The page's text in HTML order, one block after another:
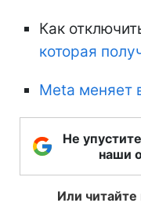
Как
которая
Meta меняет
Не
наши
Или читайте